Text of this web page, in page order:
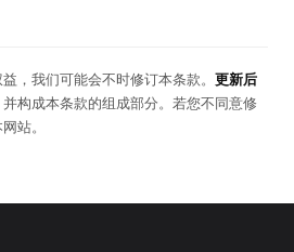
，我们可能会不时修订本条款。 更新后
并构成本条款的组成部分。若您不同意修
站。